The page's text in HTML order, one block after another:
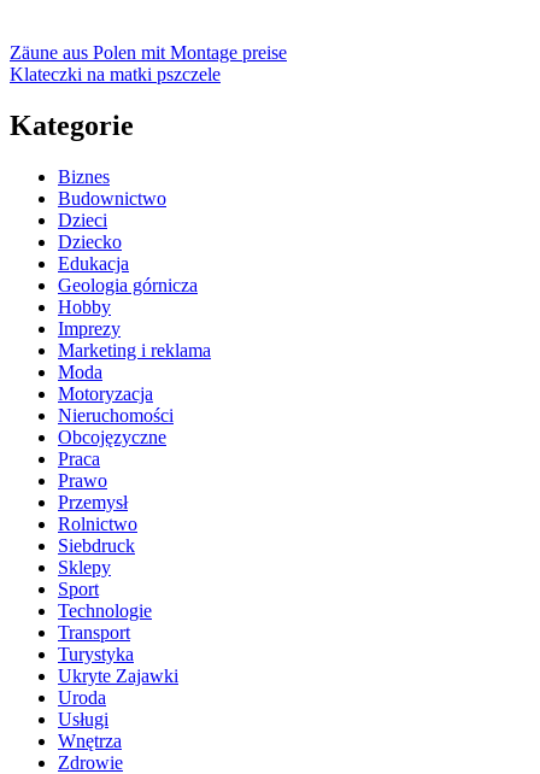
Zäune aus Polen mit Montage preise
Klateczki na matki pszczele
Kategorie
Biznes
Budownictwo
Dzieci
Dziecko
Edukacja
Geologia górnicza
Hobby
Imprezy
Marketing i reklama
Moda
Motoryzacja
Nieruchomości
Obcojęzyczne
Praca
Prawo
Przemysł
Rolnictwo
Siebdruck
Sklepy
Sport
Technologie
Transport
Turystyka
Ukryte Zajawki
Uroda
Usługi
Wnętrza
Zdrowie